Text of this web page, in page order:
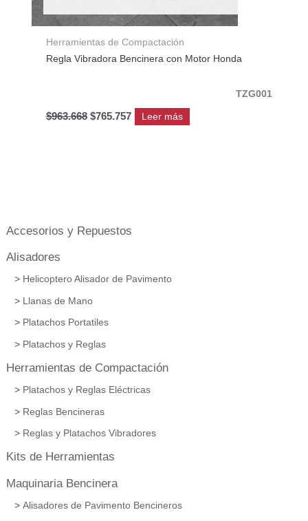
Accesorios y Repuestos
Alisadores
Helicoptero Alisador de Pavimento
Llanas de Mano
Platachos Portatiles
Platachos y Reglas
Herramientas de Compactación
Platachos y Reglas Eléctricas
Reglas Bencineras
Reglas y Platachos Vibradores
Kits de Herramientas
Maquinaria Bencinera
Alisadores de Pavimento Bencineros
Herramientas de Compactación
Regla Vibradora Bencinera con Motor Honda
TZG001
$963.668 $765.757 Leer más